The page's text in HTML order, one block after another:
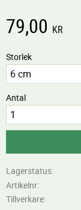
79,00 KR
Storlek
Antal
Lagerstatus
Artikelnr
Tillverkare